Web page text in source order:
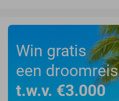
Win gratis
een droomreis
t.w.v. €3.000